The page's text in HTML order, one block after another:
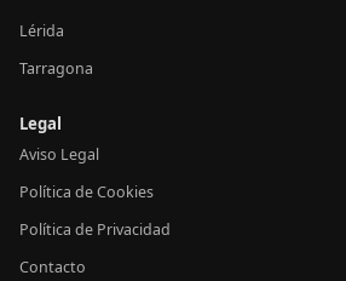
Lérida
Tarragona
Legal
Aviso Legal
Política de Cookies
Política de Privacidad
Contacto